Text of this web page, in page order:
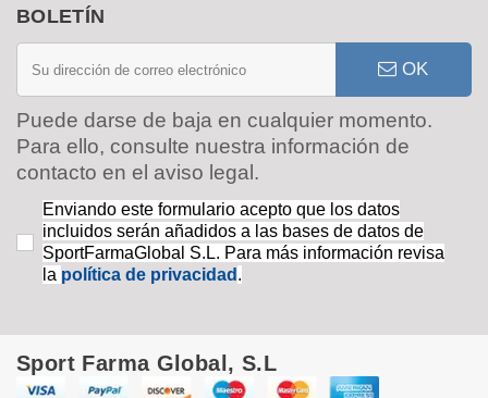
BOLETÍN
OK
Puede darse de baja en cualquier momento.
Para ello, consulte nuestra información de
contacto en el aviso legal.
Enviando este formulario acepto que los datos
incluidos serán añadidos a las bases de datos de
SportFarmaGlobal S.L. Para más información revisa
la política de privacidad .
Sport Farma Global, S.L